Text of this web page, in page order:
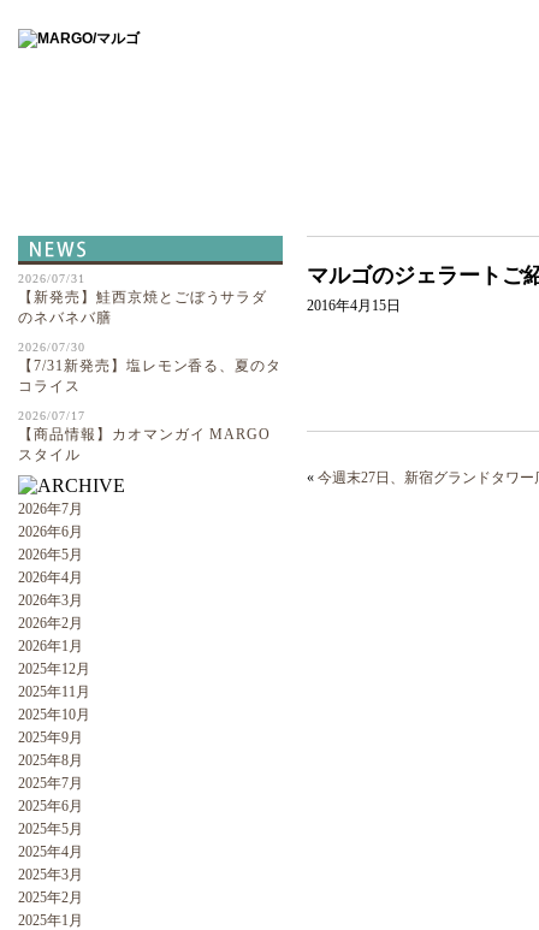
2026/07/31
【新発売】鮭西京焼とごぼうサラダ
のネバネバ膳
2026/07/30
【7/31新発売】塩レモン香る、夏のタ
コライス
2026/07/17
【商品情報】カオマンガイ MARGO
スタイル
2026年7月
2026年6月
2026年5月
2026年4月
2026年3月
2026年2月
2026年1月
2025年12月
2025年11月
2025年10月
2025年9月
2025年8月
2025年7月
2025年6月
2025年5月
2025年4月
2025年3月
2025年2月
2025年1月
マルゴのジェラートご
2016年4月15日
« 今週末27日、新宿グランドタワ